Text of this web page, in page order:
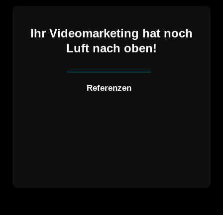
Ihr Videomarketing hat noch
Luft nach oben!
Referenzen